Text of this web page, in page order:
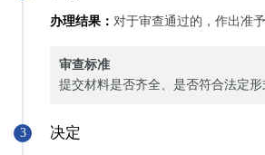
办理结果： 对于审查通过的，作出准
审查标准
提交材料是否齐全、是否符合法定
3 决定